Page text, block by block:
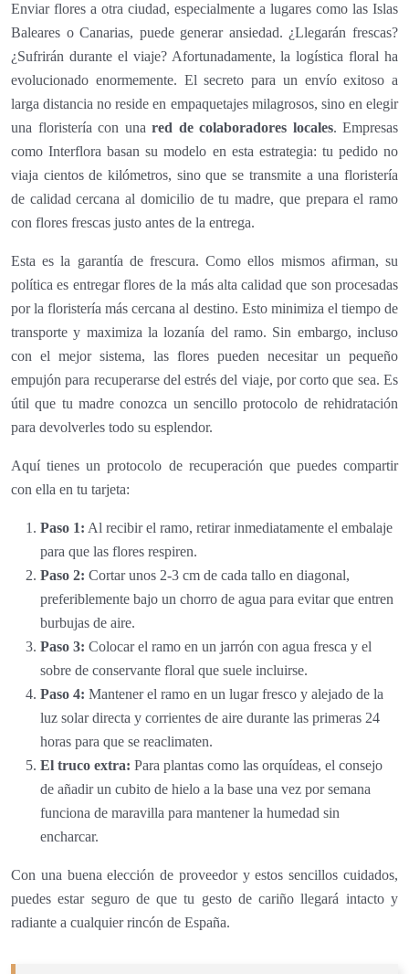
Enviar flores a otra ciudad, especialmente a lugares como las Islas
Baleares o Canarias, puede generar ansiedad. ¿Llegarán frescas?
¿Sufrirán durante el viaje? Afortunadamente, la logística floral ha
evolucionado enormemente. El secreto para un envío exitoso a
larga distancia no reside en empaquetajes milagrosos, sino en elegir
una floristería con una red de colaboradores locales. Empresas
como Interflora basan su modelo en esta estrategia: tu pedido no
viaja cientos de kilómetros, sino que se transmite a una floristería
de calidad cercana al domicilio de tu madre, que prepara el ramo
con flores frescas justo antes de la entrega.
Esta es la garantía de frescura. Como ellos mismos afirman, su
política es entregar flores de la más alta calidad que son procesadas
por la floristería más cercana al destino. Esto minimiza el tiempo de
transporte y maximiza la lozanía del ramo. Sin embargo, incluso
con el mejor sistema, las flores pueden necesitar un pequeño
empujón para recuperarse del estrés del viaje, por corto que sea. Es
útil que tu madre conozca un sencillo protocolo de rehidratación
para devolverles todo su esplendor.
Aquí tienes un protocolo de recuperación que puedes compartir
con ella en tu tarjeta:
Paso 1: Al recibir el ramo, retirar inmediatamente el embalaje
para que las flores respiren.
Paso 2: Cortar unos 2-3 cm de cada tallo en diagonal,
preferiblemente bajo un chorro de agua para evitar que entren
burbujas de aire.
Paso 3: Colocar el ramo en un jarrón con agua fresca y el
sobre de conservante floral que suele incluirse.
Paso 4: Mantener el ramo en un lugar fresco y alejado de la
luz solar directa y corrientes de aire durante las primeras 24
horas para que se reaclimaten.
El truco extra: Para plantas como las orquídeas, el consejo
de añadir un cubito de hielo a la base una vez por semana
funciona de maravilla para mantener la humedad sin
encharcar.
Con una buena elección de proveedor y estos sencillos cuidados,
puedes estar seguro de que tu gesto de cariño llegará intacto y
radiante a cualquier rincón de España.